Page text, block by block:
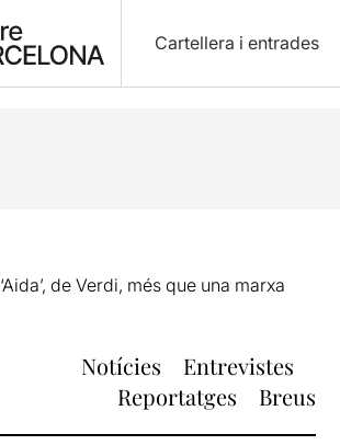
Cartellera i entrades
‘Aida’, de Verdi, més que una marxa
Notícies
Entrevistes
Reportatges
Breus